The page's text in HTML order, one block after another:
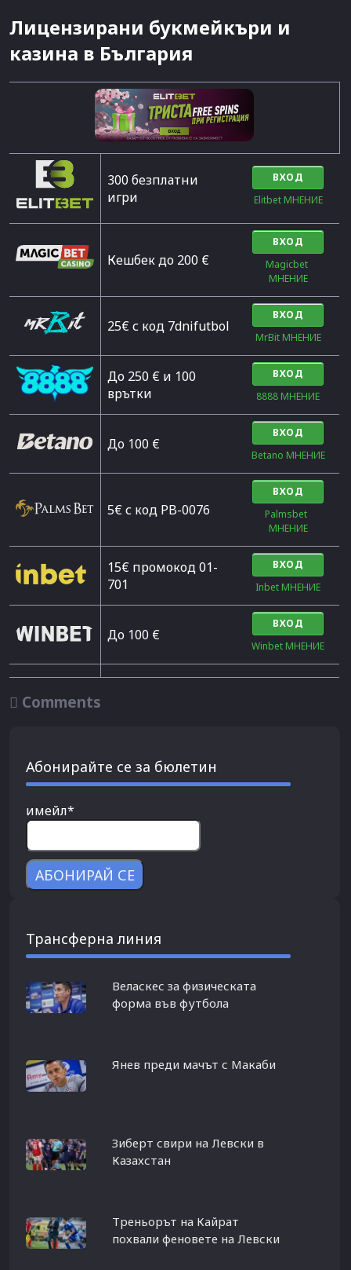
Лицензирани букмейкъри и
казина в България
300 безплатни
игри
ВХОД
Elitbet МНЕНИЕ
Кешбек до 200 €
ВХОД
Magicbet
МНЕНИЕ
25€ с код 7dnifutbol
ВХОД
MrBit МНЕНИЕ
До 250 € и 100
врътки
ВХОД
8888 МНЕНИЕ
Дo 100 €
ВХОД
Betano МНЕНИЕ
5€ с код PB-0076
ВХОД
Palmsbet
МНЕНИЕ
15€ промокод 01-
701
ВХОД
Inbet МНЕНИЕ
До 100 €
ВХОД
Winbet МНЕНИЕ
 Comments
Абонирайте се за бюлетин
имейл*
Трансферна линия
Веласкес за физическата
форма във футбола
Янев преди мачът с Макаби
Зиберт свири на Левски в
Казахстан
Треньорът на Кайрат
похвали феновете на Левски